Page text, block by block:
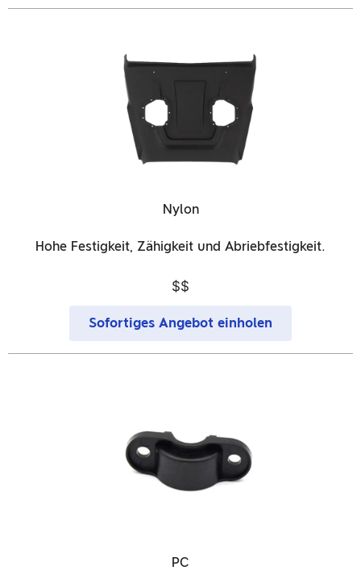
Nylon
Hohe Festigkeit, Zähigkeit und Abriebfestigkeit.
$$
Sofortiges Angebot einholen
PC